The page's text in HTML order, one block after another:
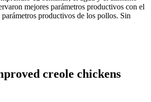
mejores parámetros productivos con el
productivos de los pollos. Sin
creole chickens